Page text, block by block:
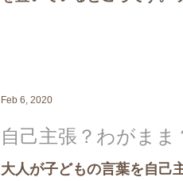
自己主張？わがまま
大人が子どもの言葉を自己
Feb 6, 2020